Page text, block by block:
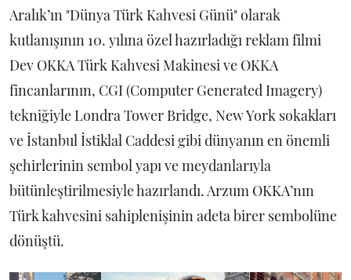
Aralık’ın "Dünya Türk Kahvesi Günü" olarak
kutlanışının 10. yılına özel hazırladığı reklam filmi
Dev OKKA Türk Kahvesi Makinesi ve OKKA
fincanlarının, CGI (Computer Generated Imagery)
tekniğiyle Londra Tower Bridge, New York sokakları
ve İstanbul İstiklal Caddesi gibi dünyanın en önemli
şehirlerinin sembol yapı ve meydanlarıyla
bütünleştirilmesiyle hazırlandı. Arzum OKKA’nın
Türk kahvesini sahiplenişinin adeta birer sembolüne
dönüştü.